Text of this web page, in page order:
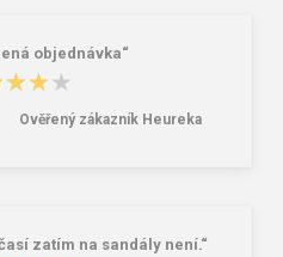
Dámske gumáky DEMAR RAINNY
10,46 €
objednávka“
Ověřený zákazník Heureka
zatím na sandály není.“